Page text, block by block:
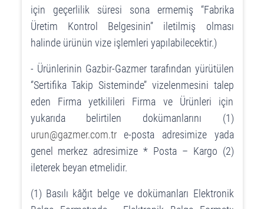
için geçerlilik süresi sona ermemiş ‘‘Fabrika
Üretim Kontrol Belgesinin’’ iletilmiş olması
halinde ürünün vize işlemleri yapılabilecektir.)
- Ürünlerinin Gazbir-Gazmer tarafından yürütülen
‘’Sertifika Takip Sisteminde’’ vizelenmesini talep
eden Firma yetkilileri Firma ve Ürünleri için
yukarıda belirtilen dokümanlarını (1)
urun@gazmer.com.tre-posta adresimize yada
genel merkez adresimize * Posta – Kargo (2)
ileterek beyan etmelidir.
(1) Basılı kâğıt belge ve dokümanları Elektronik